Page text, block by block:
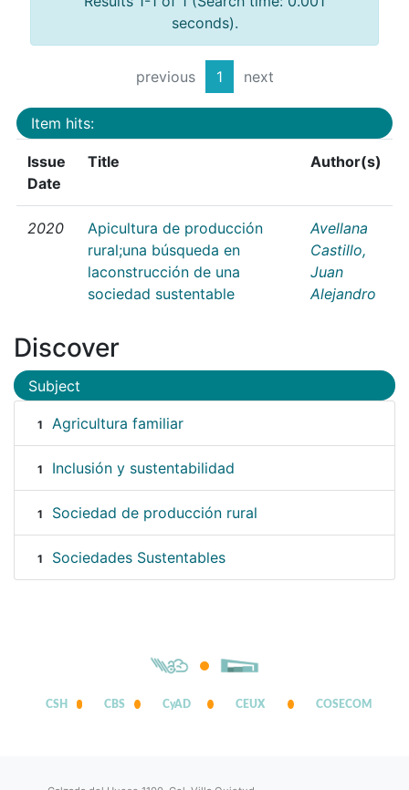
seconds).
previous 1 next
Item hits:
Issue
Date
Title Author(s)
2020
Apicultura de producción
rural;una búsqueda en
laconstrucción de una
sociedad sustentable
Avellana
Castillo,
Juan
Alejandro
Discover
Subject
1 Agricultura familiar
1 Inclusión y sustentabilidad
1 Sociedad de producción rural
1 Sociedades Sustentables
CSH CBS CyAD CEUX COSECOM